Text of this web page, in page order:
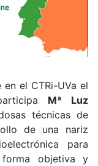
el CTRi-UVa el
Mª Luz
técnicas de
de una nariz
para
objetiva y